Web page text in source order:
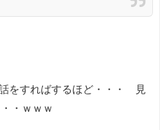
をすればするほど・・・ 見
・ｗｗｗ